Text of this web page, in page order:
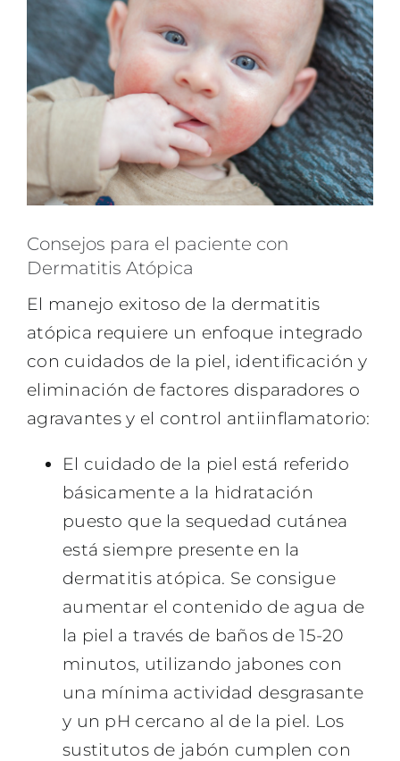
Consejos para el paciente con
Dermatitis Atópica
El manejo exitoso de la dermatitis
atópica requiere un enfoque integrado
con cuidados de la piel, identificación y
eliminación de factores disparadores o
agravantes y el control antiinflamatorio:
El cuidado de la piel está referido
básicamente a la hidratación
puesto que la sequedad cutánea
está siempre presente en la
dermatitis atópica. Se consigue
aumentar el contenido de agua de
la piel a través de baños de 15-20
minutos, utilizando jabones con
una mínima actividad desgrasante
y un pH cercano al de la piel. Los
sustitutos de jabón cumplen con